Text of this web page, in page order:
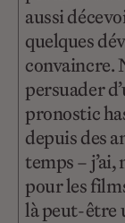
aussi
quelques
convaincre.
persuader
pronostic
depuis des
temps –
pour les
là peut-être